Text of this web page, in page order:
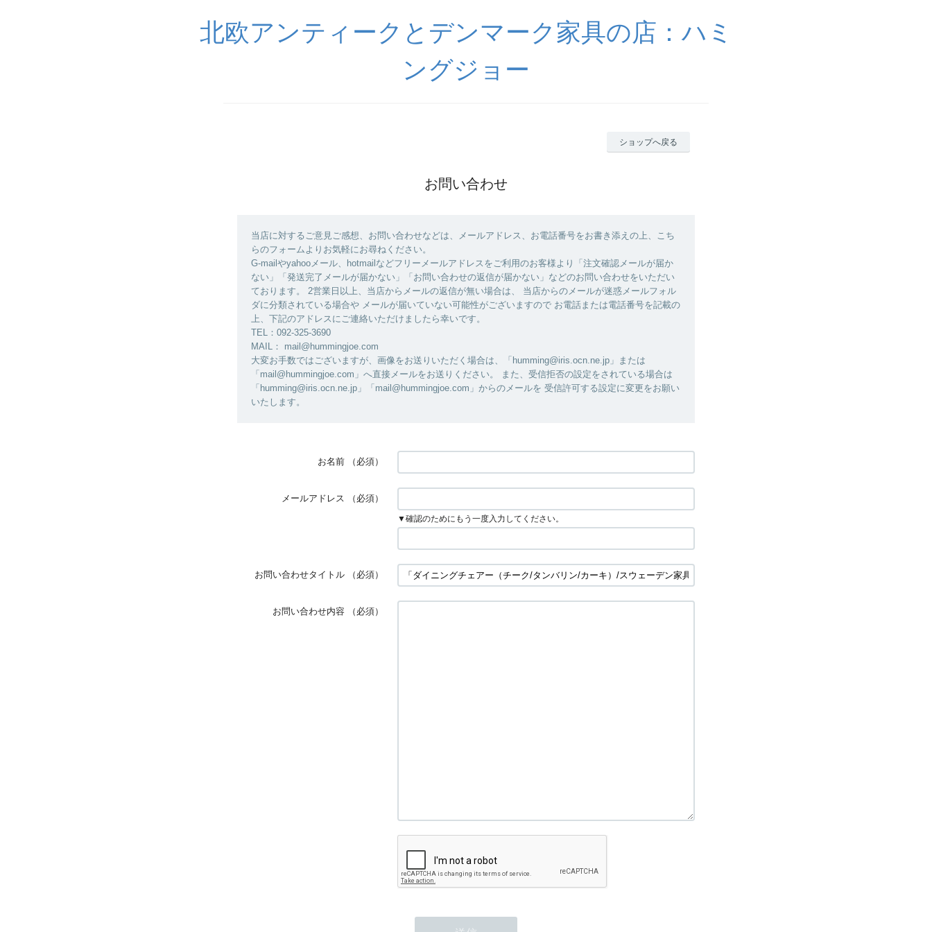
北欧アンティークとデンマーク家具の店：ハミ
ングジョー
ショップへ戻る
お問い合わせ
当店に対するご意見ご感想、お問い合わせなどは、メールアドレス、お電話番号をお書き添えの上、こち
らのフォームよりお気軽にお尋ねください。
G-mailやyahooメール、hotmailなどフリーメールアドレスをご利用のお客様より「注文確認メールが届か
ない」「発送完了メールが届かない」「お問い合わせの返信が届かない」などのお問い合わせをいただい
ております。 2営業日以上、当店からメールの返信が無い場合は、 当店からのメールが迷惑メールフォル
ダに分類されている場合や メールが届いていない可能性がございますので お電話または電話番号を記載の
上、下記のアドレスにご連絡いただけましたら幸いです。
TEL：092-325-3690
MAIL： mail@hummingjoe.com
大変お手数ではございますが、画像をお送りいただく場合は、「humming@iris.ocn.ne.jp」または
「mail@hummingjoe.com」へ直接メールをお送りください。 また、受信拒否の設定をされている場合は
「humming@iris.ocn.ne.jp」「mail@hummingjoe.com」からのメールを 受信許可する設定に変更をお願い
いたします。
お名前 （必須）
メールアドレス （必須）
▼確認のためにもう一度入力してください。
お問い合わせタイトル （必須）
お問い合わせ内容 （必須）